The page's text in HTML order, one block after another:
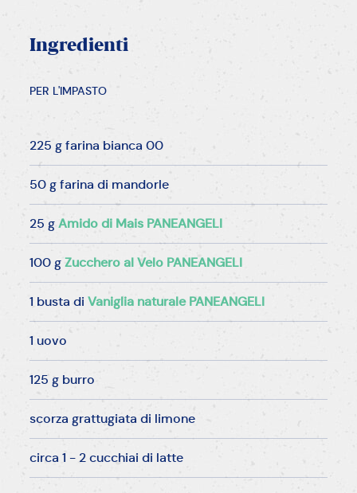
Ingredienti
PER L'IMPASTO
225 g farina bianca 00
50 g farina di mandorle
25 gAmido di Mais PANEANGELI
100 gZucchero al Velo PANEANGELI
1 busta diVaniglia naturale PANEANGELI
1 uovo
125 g burro
scorza grattugiata di limone
circa 1 - 2 cucchiai di latte